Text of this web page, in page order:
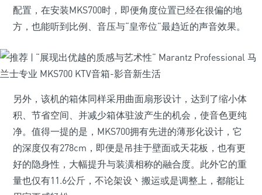
配置，在安装MKS700时，即便角度位置已经在很偏的地
方，也能听到比例、音压与“皇帝位”最趋近的声音效果。
另外，该机的箱体同样采用曲面扇形设计，达到了缩小体
积、节省空间、并减少箱体驻波产生的机会，使音色更纯
净。值得一提的是，MKS700拥有先进的薄形化设计，它
的深度仅有278cm，即便是吊挂于壁面或天花板，也有更
好的隐身性，大幅提升与装潢相称的融合度。此外它的重
量也仅有11.6公斤，不论架设丶搬运或是调整上，都能让